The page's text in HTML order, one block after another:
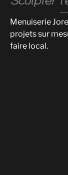
Menuiserie
projets sur
faire local.